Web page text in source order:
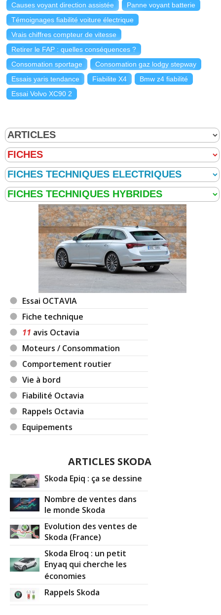
Causes voyant direction assistée
Panne voyant batterie
Témoignages fiabilité voiture électrique
Vrais chiffres compteur de vitesse
Retirer le FAP : quelles conséquences ?
Consomation sportage
Consomation gaz lodgy stepway
Essais yaris tendance
Fiabilite X4
Bmw z4 fiabilité
Essai Volvo XC90 2
Essai OCTAVIA
Fiche technique
11 avis Octavia
Moteurs / Consommation
Comportement routier
Vie à bord
Fiabilité Octavia
Rappels Octavia
Equipements
ARTICLES SKODA
Skoda Epiq : ça se dessine
Nombre de ventes dans
le monde Skoda
Evolution des ventes de
Skoda (France)
Skoda Elroq : un petit
Enyaq qui cherche les
économies
Rappels Skoda